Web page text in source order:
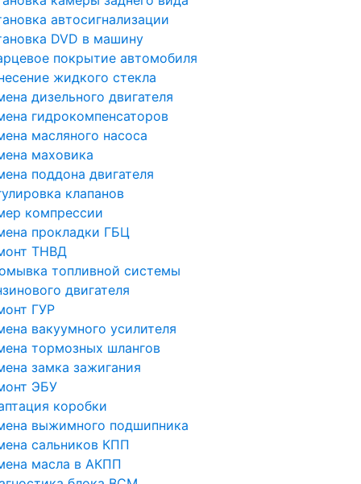
автосигнализации
DVD в машину
покрытие автомобиля
жидкого стекла
дизельного двигателя
гидрокомпенсаторов
масляного насоса
маховика
поддона двигателя
клапанов
компрессии
прокладки ГБЦ
ТНВД
топливной системы
двигателя
ГУР
вакуумного усилителя
тормозных шлангов
замка зажигания
ЭБУ
коробки
выжимного подшипника
сальников КПП
масла в АКПП